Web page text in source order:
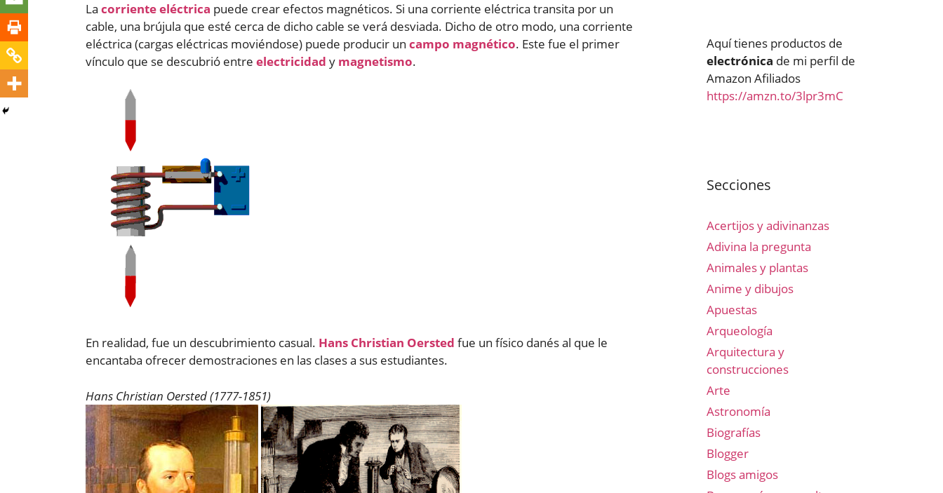
La corriente eléctrica puede crear efectos magnéticos. Si una corriente eléctrica transita por un
cable, una brújula que esté cerca de dicho cable se verá desviada. Dicho de otro modo, una corriente
eléctrica (cargas eléctricas moviéndose) puede producir un campo magnético. Este fue el primer
vínculo que se descubrió entre electricidad y magnetismo.
En realidad, fue un descubrimiento casual. Hans Christian Oersted fue un físico danés al que le
encantaba ofrecer demostraciones en las clases a sus estudiantes.
Hans Christian Oersted (1777-1851)
Aquí tienes productos de
electrónica de mi perfil de
Amazon Afiliados
https://amzn.to/3lpr3mC
Secciones
Acertijos y adivinanzas
Adivina la pregunta
Animales y plantas
Anime y dibujos
Apuestas
Arqueología
Arquitectura y
construcciones
Arte
Astronomía
Biografías
Blogger
Blogs amigos